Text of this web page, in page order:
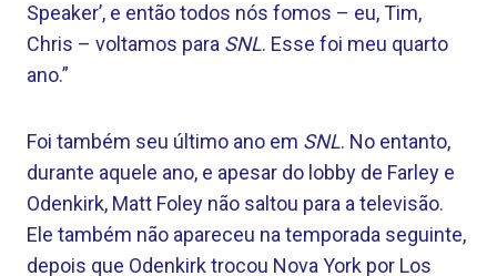
Speaker’, e então todos nós fomos – eu, Tim,
Chris – voltamos para SNL. Esse foi meu quarto
ano.”
Foi também seu último ano em SNL. No entanto,
durante aquele ano, e apesar do lobby de Farley e
Odenkirk, Matt Foley não saltou para a televisão.
Ele também não apareceu na temporada seguinte,
depois que Odenkirk trocou Nova York por Los